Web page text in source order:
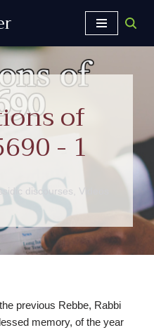
of
- 1
discourses Videos
previous Rebbe, Rabbi
memory, of the year